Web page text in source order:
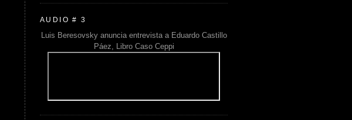
AUDIO # 3
Luis Beresovsky anuncia entrevista a Eduardo Castillo
Páez, Libro Caso Ceppi